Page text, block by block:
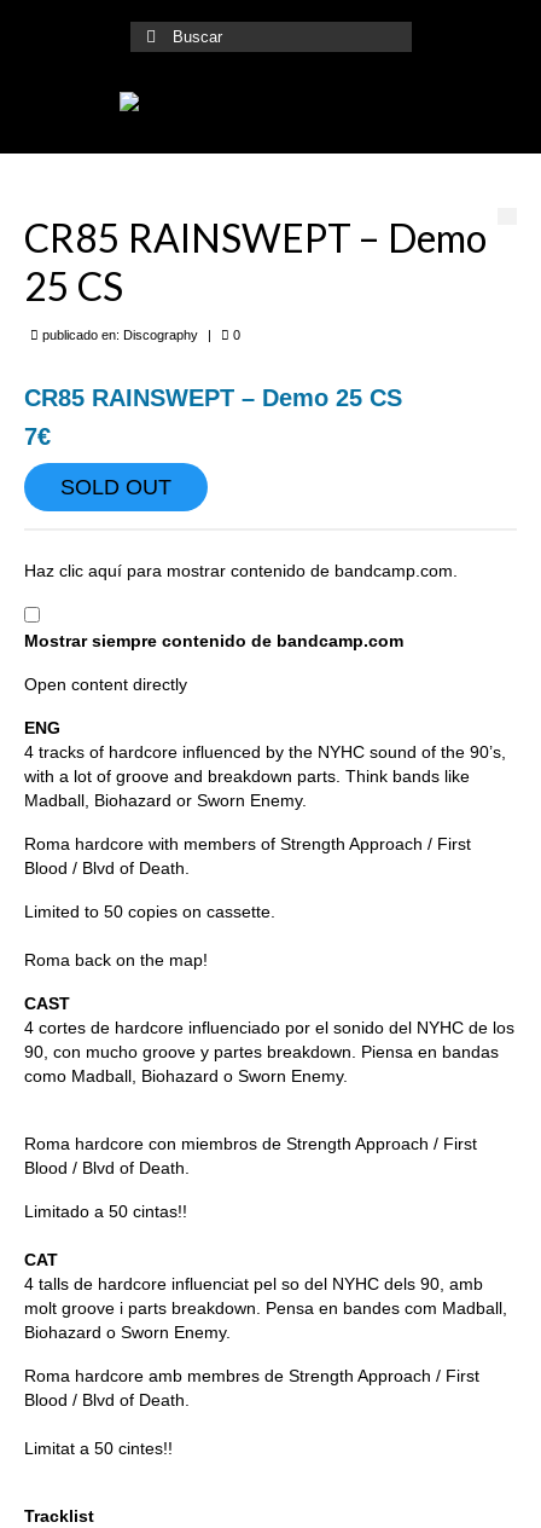
Buscar
por:
CR85 RAINSWEPT – Demo
25 CS
publicado en: Discography | 0
CR85 RAINSWEPT – Demo 25 CS
7€
SOLD OUT
Mostrar
de
bandcamp.com
Haz clic aquí para mostrar contenido de bandcamp.com.
Mostrar siempre contenido de bandcamp.com
Open content directly
ENG
4 tracks of hardcore influenced by the NYHC sound of the 90’s,
with a lot of groove and breakdown parts. Think bands like
Madball, Biohazard or Sworn Enemy.
Roma hardcore with members of Strength Approach / First
Blood / Blvd of Death.
Limited to 50 copies on cassette.
Roma back on the map!
CAST
4 cortes de hardcore influenciado por el sonido del NYHC de los
90, con mucho groove y partes breakdown. Piensa en bandas
como Madball, Biohazard o Sworn Enemy.
Roma hardcore con miembros de Strength Approach / First
Blood / Blvd of Death.
Limitado a 50 cintas!!
CAT
4 talls de hardcore influenciat pel so del NYHC dels 90, amb
molt groove i parts breakdown. Pensa en bandes com Madball,
Biohazard o Sworn Enemy.
Roma hardcore amb membres de Strength Approach / First
Blood / Blvd of Death.
Limitat a 50 cintes!!
Tracklist